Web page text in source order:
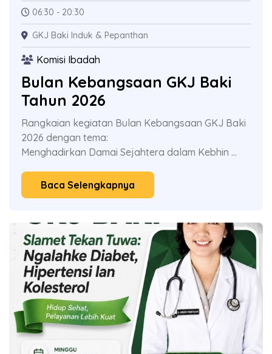
06:30 - 20:30
GKJ Baki Induk & Pepanthan
Komisi Ibadah
Bulan Kebangsaan GKJ Baki
Tahun 2026
Rangkaian kegiatan Bulan Kebangsaan GKJ Baki
2026 dengan tema:
Menghadirkan Damai Sejahtera dalam Kebhin ...
Baca Selengkapnya